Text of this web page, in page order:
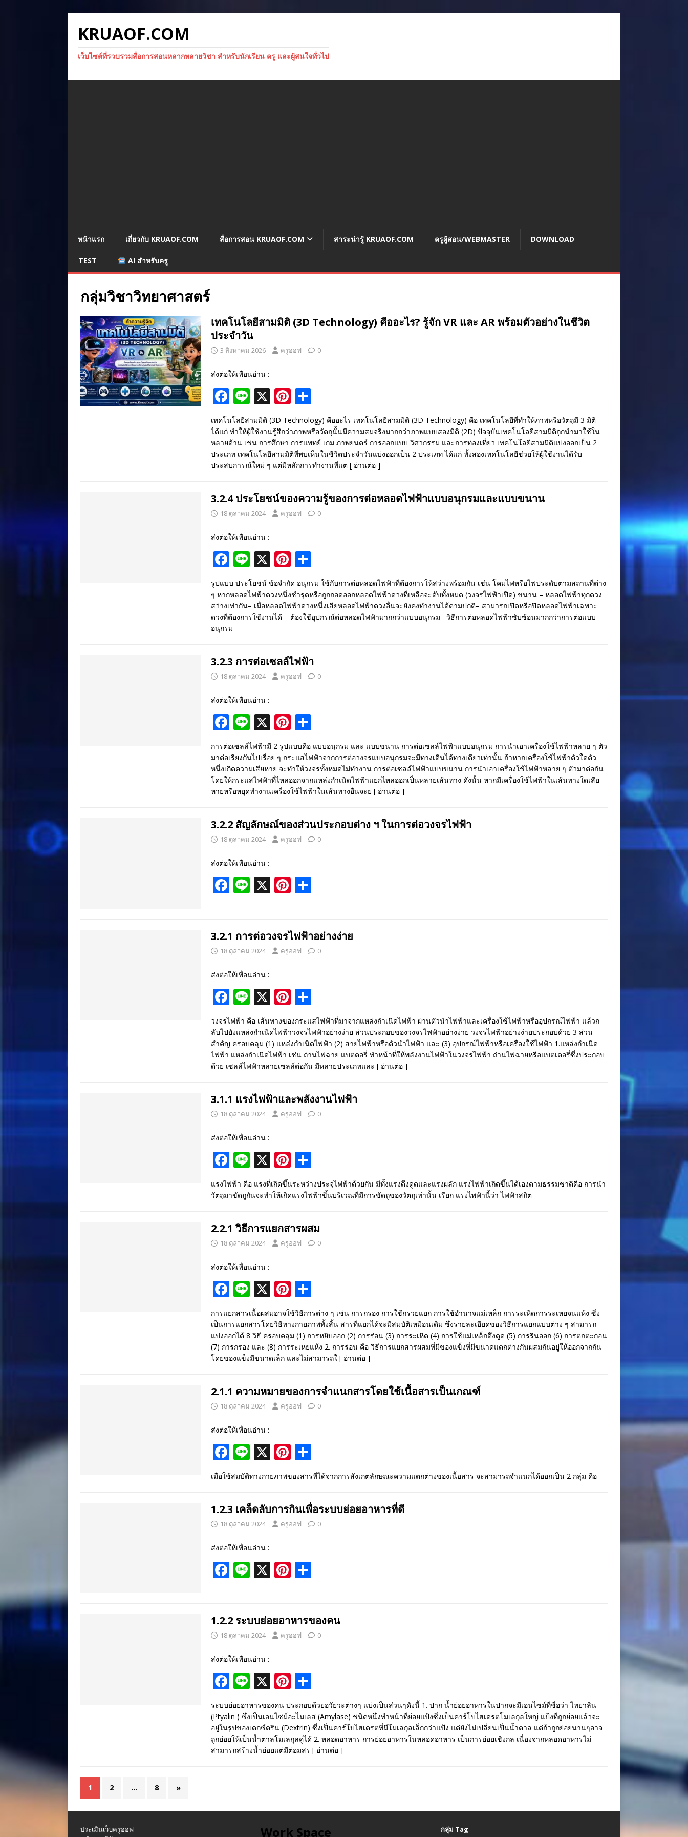
KRUAOF.COM
เว็บไซต์ที่รวบรวมสื่อการสอนหลากหลายวิชา สำหรับนักเรียน ครู และผู้สนใจทั่วไป
หน้าแรก เกี่ยวกับ KRUAOF.COM สื่อการสอน KRUAOF.COM สาระน่ารู้ KRUAOF.COM ครูผู้สอน/WEBMASTER DOWNLOAD
TEST AI สำหรับครู
กลุ่มวิชาวิทยาศาสตร์
เทคโนโลยีสามมิติ (3D Technology) คืออะไร? รู้จัก VR และ AR พร้อมตัวอย่างในชีวิต
ประจำวัน
3 สิงหาคม 2026 ครูออฟ 0
ส่งต่อให้เพื่อนอ่าน :
F
ac
e
b
o
k
Li
n
e
X Pi
nt
er
e
st
S
ar
e
เทคโนโลยีสามมิติ (3D Technology) คืออะไร เทคโนโลยีสามมิติ (3D Technology) คือ เทคโนโลยีที่ทำให้ภาพหรือวัตถุมี 3 มิติ
ได้แก่ ทำให้ผู้ใช้งานรู้สึกว่าภาพหรือวัตถุนั้นมีความสมจริงมากกว่าภาพแบบสองมิติ (2D) ปัจจุบันเทคโนโลยีสามมิติถูกนำมาใช้ใน
หลายด้าน เช่น การศึกษา การแพทย์ เกม ภาพยนตร์ การออกแบบ วิศวกรรม และการท่องเที่ยว เทคโนโลยีสามมิติแบ่งออกเป็น 2
ประเภท เทคโนโลยีสามมิติที่พบเห็นในชีวิตประจำวันแบ่งออกเป็น 2 ประเภท ได้แก่ ทั้งสองเทคโนโลยีช่วยให้ผู้ใช้งานได้รับ
ประสบการณ์ใหม่ ๆ แต่มีหลักการทำงานที่แต [ อ่านต่อ ]
3.2.4 ประโยชน์ของความรู้ของการต่อหลอดไฟฟ้าแบบอนุกรมและแบบขนาน
18 ตุลาคม 2024 ครูออฟ 0
ส่งต่อให้เพื่อนอ่าน :
F
ac
e
b
o
k
Li
n
e
X Pi
er
e
st
h
ar
e
รูปแบบ ประโยชน์ ข้อจำกัด อนุกรม ใช้กับการต่อหลอดไฟฟ้าที่ต้องการให้สว่างพร้อมกัน เช่น โคมไฟหรือไฟประดับตามสถานที่ต่าง
ๆ หากหลอดไฟฟ้าดวงหนึ่งชำรุดหรือถูกถอดออกหลอดไฟฟ้าดวงที่เหลือจะดับทั้งหมด (วงจรไฟฟ้าเปิด) ขนาน – หลอดไฟฟ้าทุกดวง
สว่างเท่ากัน– เมื่อหลอดไฟฟ้าดวงหนึ่งเสียหลอดไฟฟ้าดวงอื่นจะยังคงทำงานได้ตามปกติ– สามารถเปิดหรือปิดหลอดไฟฟ้าเฉพาะ
ดวงที่ต้องการใช้งานได้ – ต้องใช้อุปกรณ์ต่อหลอดไฟฟ้ามากกว่าแบบอนุกรม– วิธีการต่อหลอดไฟฟ้าซับซ้อนมากกว่าการต่อแบบ
อนุกรม
3.2.3 การต่อเซลล์ไฟฟ้า
18 ตุลาคม 2024 ครูออฟ 0
ส่งต่อให้เพื่อนอ่าน :
F
ac
e
b
o
k
Li
n
e
X Pi
nt
er
e
st
ar
e
การต่อเซลล์ไฟฟ้ามี 2 รูปแบบคือ แบบอนุกรม และ แบบขนาน การต่อเซลล์ไฟฟ้าแบบอนุกรม การนำเอาเครื่องใช้ไฟฟ้าหลาย ๆ ตัว
มาต่อเรียงกันไปเรื่อย ๆ กระแสไฟฟ้าจากการต่อวงจรแบบอนุกรมจะมีทางเดินได้ทางเดียวเท่านั้น ถ้าหากเครื่องใช้ไฟฟ้าตัวใดตัว
หนึ่งเกิดความเสียหาย จะทำให้วงจรทั้งหมดไม่ทำงาน การต่อเซลล์ไฟฟ้าแบบขนาน การนำเอาเครื่องใช้ไฟฟ้าหลาย ๆ ตัวมาต่อกัน
โดยให้กระแสไฟฟ้าที่ไหลออกจากแหล่งกำเนิดไฟฟ้าแยกไหลออกเป็นหลายเส้นทาง ดังนั้น หากมีเครื่องใช้ไฟฟ้าในเส้นทางใดเสีย
หายหรือหยุดทำงานเครื่องใช้ไฟฟ้าในเส้นทางอื่นจะย [ อ่านต่อ ]
3.2.2 สัญลักษณ์ของส่วนประกอบต่าง ฯ ในการต่อวงจรไฟฟ้า
18 ตุลาคม 2024 ครูออฟ 0
ส่งต่อให้เพื่อนอ่าน :
F
b
o
o
k
Li X Pi
e
st
e
3.2.1 การต่อวงจรไฟฟ้าอย่างง่าย
18 ตุลาคม 2024 ครูออฟ 0
ส่งต่อให้เพื่อนอ่าน :
F
ac
e
b
o
k
Li
n
e
X Pi
er
e
st
h
ar
e
วงจรไฟฟ้า คือ เส้นทางของกระแสไฟฟ้าที่มาจากแหล่งกำเนิดไฟฟ้า ผ่านตัวนำไฟฟ้าและเครื่องใช้ไฟฟ้าหรืออุปกรณ์ไฟฟ้า แล้วก
ลับไปยังแหล่งกำเนิดไฟฟ้าวงจรไฟฟ้าอย่างง่าย ส่วนประกอบของวงจรไฟฟ้าอย่างง่าย วงจรไฟฟ้าอย่างง่ายประกอบด้วย 3 ส่วน
สำคัญ ครอบคลุม (1) แหล่งกำเนิดไฟฟ้า (2) สายไฟฟ้าหรือตัวนำไฟฟ้า และ (3) อุปกรณ์ไฟฟ้าหรือเครื่องใช้ไฟฟ้า 1.แหล่งกำเนิด
ไฟฟ้า แหล่งกำเนิดไฟฟ้า เช่น ถ่านไฟฉาย แบตตอรี่ ทำหน้าที่ให้พลังงานไฟฟ้าในวงจรไฟฟ้า ถ่านไฟฉายหรือแบตเตอรี่ซึ่งประกอบ
ด้วย เซลล์ไฟฟ้าหลายเซลล์ต่อกัน มีหลายประเภทและ [ อ่านต่อ ]
3.1.1 แรงไฟฟ้าและพลังงานไฟฟ้า
18 ตุลาคม 2024 ครูออฟ 0
ส่งต่อให้เพื่อนอ่าน :
F
ac
e
o
o
k
Li
e
X Pi
er
st
h
ar
แรงไฟฟ้า คือ แรงที่เกิดขึ้นระหว่างประจุไฟฟ้าด้วยกัน มีทั้งแรงดึงดูดและแรงผลัก แรงไฟฟ้าเกิดขึ้นได้เองตามธรรมชาติคือ การนำ
วัตถุมาขัดถูกันจะทำให้เกิดแรงไฟฟ้าขึ้นบริเวณที่มีการขัดถูของวัตถุเท่านั้น เรียก แรงไพฟ้านี้ว่า ไฟฟ้าสถิต
2.2.1 วิธีการแยกสารผสม
18 ตุลาคม 2024 ครูออฟ 0
ส่งต่อให้เพื่อนอ่าน :
F
ac
e
b
o
k
Li
n
e
X Pi
nt
er
e
st
h
ar
e
การแยกสารเนื้อผสมอาจใช้วิธีการต่าง ๆ เช่น การกรอง การใช้กรวยแยก การใช้อำนาจแม่เหล็ก การระเหิดการระเหยจนแห้ง ซึ่ง
เป็นการแยกสารโดยวิธีทางกายภาพทั้งสิ้น สารที่แยกได้จะมีสมบัติเหมือนเดิม ซึ่งรายละเอียดของวิธีการแยกแบบต่าง ๆ สามารถ
แบ่งออกได้ 8 วิธี ครอบคลุม (1) การหยิบออก (2) การร่อน (3) การระเหิด (4) การใช้แม่เหล็กดึงดูด (5) การรินออก (6) การตกตะกอน
(7) การกรอง และ (8) การระเหยแห้ง 2. การร่อน คือ วิธีการแยกสารผสมที่มีของแข็งที่มีขนาดแตกต่างกันผสมกันอยู่ให้ออกจากกัน
โดยของแข็งมีขนาดเล็ก และไม่สามารถใ [ อ่านต่อ ]
2.1.1 ความหมายของการจำแนกสารโดยใช้เนื้อสารเป็นเกณฑ์
18 ตุลาคม 2024 ครูออฟ 0
ส่งต่อให้เพื่อนอ่าน :
F
ac
e
b
o
o
k
Li
e
X Pi
nt
er
e
st
h
ar
e
เมื่อใช้สมบัติทางกายภาพของสารที่ได้จากการสังเกตลักษณะความแตกต่างของเนื้อสาร จะสามารถจำแนกได้ออกเป็น 2 กลุ่ม คือ
1.2.3 เคล็ดลับการกินเพื่อระบบย่อยอาหารที่ดี
18 ตุลาคม 2024 ครูออฟ 0
ส่งต่อให้เพื่อนอ่าน :
F
b
o
o
k
Li X Pi
e
st
e
1.2.2 ระบบย่อยอาหารของคน
18 ตุลาคม 2024 ครูออฟ 0
ส่งต่อให้เพื่อนอ่าน :
F
ac
e
b
o
Li
e
X Pi
er
e
st
h
ar
e
ระบบย่อยอาหารของคน ประกอบด้วยอวัยวะต่างๆ แบ่งเป็นส่วนๆดังนี้ 1. ปาก น้ำย่อยอาหารในปากจะมีเอนไซม์ที่ชื่อว่า ไทยาลิน
(Ptyalin ) ซึ่งเป็นเอนไซม์อะไมเลส (Amylase) ชนิดหนึ่งทำหน้าที่ย่อยแป้งซึ่งเป็นคาร์โบไฮเดรตโมเลกุลใหญ่ แป้งที่ถูกย่อยแล้วจะ
อยู่ในรูปของเดกซ์ตริน (Dextrin) ซึ่งเป็นคาร์โบไฮเดรตที่มีโมเลกุลเล็กกว่าแป้ง แต่ยังไม่เปลี่ยนเป็นน้ำตาล แต่ถ้าถูกย่อยนานๆอาจ
ถูกย่อยให้เป็นน้ำตาลโมเลกุลคู่ได้ 2. หลอดอาหาร การย่อยอาหารในหลอดอาหาร เป็นการย่อยเชิงกล เนื่องจากหลอดอาหารไม่
สามารถสร้างน้ำย่อยแต่มีต่อมสร [ อ่านต่อ ]
1 2 … 8 »
ประเมินเว็บครูออฟ
Work Space กลุ่ม Tag